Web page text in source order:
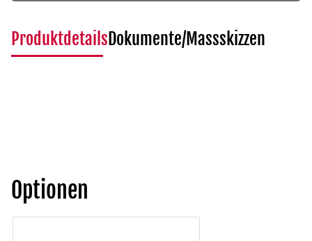
ProduktdetailsDokumente/Massskizzen
Optionen